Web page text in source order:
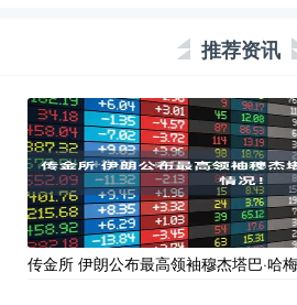
推荐资讯
传金所 伊朗公布最高领袖穆杰塔巴·哈